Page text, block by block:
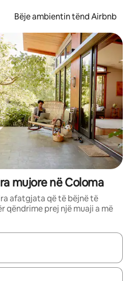
Bëje ambientin tënd Airbnb
mujore në Coloma
afatgjata që të bëjnë të
qëndrime prej një muaji a më
disponueshme, lëviz me butonat e